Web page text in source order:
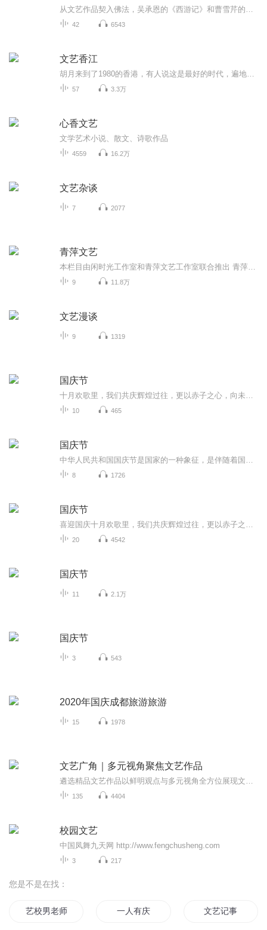
42 6543
文艺香江
57 3.3万
心香文艺
文学艺术小说、散文、诗歌作品
4559 16.2万
文艺杂谈
7 2077
青萍文艺
9 11.8万
文艺漫谈
9 1319
国庆节
10 465
国庆节
8 1726
国庆节
20 4542
国庆节
11 2.1万
国庆节
3 543
2020年国庆成都旅游旅游
15 1978
文艺广角｜多元视角聚焦文艺作品
135 4404
校园文艺
中国凤舞九天网 http://www.fengchusheng.com
3 217
您是不是在找：
艺校男老师 一人有庆 文艺记事